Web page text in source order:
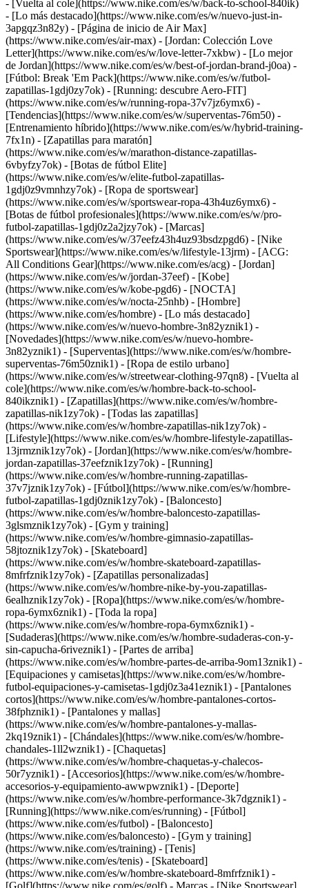
- [Vuelta al cole](https://www.nike.com/es/w/back-to-school-840ik)
- [Lo más destacado](https://www.nike.com/es/w/nuevo-just-in-
3apgqz3n82y) - [Página de inicio de Air Max]
(https://www.nike.com/es/air-max) - [Jordan: Colección Love
Letter](https://www.nike.com/es/w/love-letter-7xkbw) - [Lo mejor
de Jordan](https://www.nike.com/es/w/best-of-jordan-brand-j0oa) -
[Fútbol: Break 'Em Pack](https://www.nike.com/es/w/futbol-
zapatillas-1gdj0zy7ok) - [Running: descubre Aero-FIT]
(https://www.nike.com/es/w/running-ropa-37v7jz6ymx6) -
[Tendencias](https://www.nike.com/es/w/superventas-76m50) -
[Entrenamiento híbrido](https://www.nike.com/es/w/hybrid-training-
7fx1n) - [Zapatillas para maratón]
(https://www.nike.com/es/w/marathon-distance-zapatillas-
6vbyfzy7ok) - [Botas de fútbol Elite]
(https://www.nike.com/es/w/elite-futbol-zapatillas-
1gdj0z9vmnhzy7ok) - [Ropa de sportswear]
(https://www.nike.com/es/w/sportswear-ropa-43h4uz6ymx6) -
[Botas de fútbol profesionales](https://www.nike.com/es/w/pro-
futbol-zapatillas-1gdj0z2a2jzy7ok) - [Marcas]
(https://www.nike.com/es/w/37eefz43h4uz93bsdzpgd6) - [Nike
Sportswear](https://www.nike.com/es/w/lifestyle-13jrm) - [ACG:
All Conditions Gear](https://www.nike.com/es/acg) - [Jordan]
(https://www.nike.com/es/w/jordan-37eef) - [Kobe]
(https://www.nike.com/es/w/kobe-pgd6) - [NOCTA]
(https://www.nike.com/es/w/nocta-25nhb) - [Hombre]
(https://www.nike.com/es/hombre) - [Lo más destacado]
(https://www.nike.com/es/w/nuevo-hombre-3n82yznik1) -
[Novedades](https://www.nike.com/es/w/nuevo-hombre-
3n82yznik1) - [Superventas](https://www.nike.com/es/w/hombre-
superventas-76m50znik1) - [Ropa de estilo urbano]
(https://www.nike.com/es/w/streetwear-clothing-97qn8) - [Vuelta al
cole](https://www.nike.com/es/w/hombre-back-to-school-
840ikznik1) - [Zapatillas](https://www.nike.com/es/w/hombre-
zapatillas-nik1zy7ok) - [Todas las zapatillas]
(https://www.nike.com/es/w/hombre-zapatillas-nik1zy7ok) -
[Lifestyle](https://www.nike.com/es/w/hombre-lifestyle-zapatillas-
13jrmznik1zy7ok) - [Jordan](https://www.nike.com/es/w/hombre-
jordan-zapatillas-37eefznik1zy7ok) - [Running]
(https://www.nike.com/es/w/hombre-running-zapatillas-
37v7jznik1zy7ok) - [Fútbol](https://www.nike.com/es/w/hombre-
futbol-zapatillas-1gdj0znik1zy7ok) - [Baloncesto]
(https://www.nike.com/es/w/hombre-baloncesto-zapatillas-
3glsmznik1zy7ok) - [Gym y training]
(https://www.nike.com/es/w/hombre-gimnasio-zapatillas-
58jtoznik1zy7ok) - [Skateboard]
(https://www.nike.com/es/w/hombre-skateboard-zapatillas-
8mfrfznik1zy7ok) - [Zapatillas personalizadas]
(https://www.nike.com/es/w/hombre-nike-by-you-zapatillas-
6ealhznik1zy7ok) - [Ropa](https://www.nike.com/es/w/hombre-
ropa-6ymx6znik1) - [Toda la ropa]
(https://www.nike.com/es/w/hombre-ropa-6ymx6znik1) -
[Sudaderas](https://www.nike.com/es/w/hombre-sudaderas-con-y-
sin-capucha-6riveznik1) - [Partes de arriba]
(https://www.nike.com/es/w/hombre-partes-de-arriba-9om13znik1) -
[Equipaciones y camisetas](https://www.nike.com/es/w/hombre-
futbol-equipaciones-y-camisetas-1gdj0z3a41eznik1) - [Pantalones
cortos](https://www.nike.com/es/w/hombre-pantalones-cortos-
38fphznik1) - [Pantalones y mallas]
(https://www.nike.com/es/w/hombre-pantalones-y-mallas-
2kq19znik1) - [Chándales](https://www.nike.com/es/w/hombre-
chandales-1ll2wznik1) - [Chaquetas]
(https://www.nike.com/es/w/hombre-chaquetas-y-chalecos-
50r7yznik1) - [Accesorios](https://www.nike.com/es/w/hombre-
accesorios-y-equipamiento-awwpwznik1) - [Deporte]
(https://www.nike.com/es/w/hombre-performance-3k7dgznik1) -
[Running](https://www.nike.com/es/running) - [Fútbol]
(https://www.nike.com/es/futbol) - [Baloncesto]
(https://www.nike.com/es/baloncesto) - [Gym y training]
(https://www.nike.com/es/training) - [Tenis]
(https://www.nike.com/es/tenis) - [Skateboard]
(https://www.nike.com/es/w/hombre-skateboard-8mfrfznik1) -
[Golf](https://www.nike.com/es/golf) - Marcas - [Nike Sportswear]